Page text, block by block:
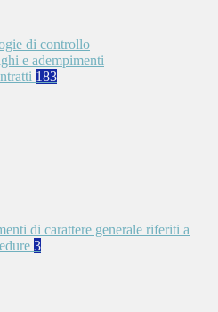
di controllo
e adempimenti
183
di carattere generale riferiti a
3